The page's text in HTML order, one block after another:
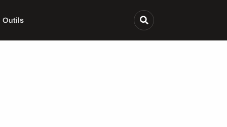
Outils